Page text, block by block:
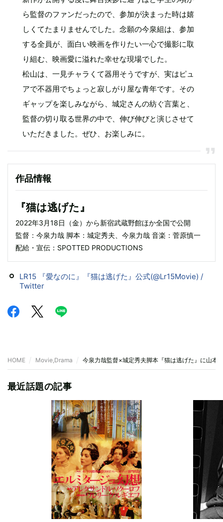
ら監督のファンだったので、参加が決まった時は嬉
しくてたまりませんでした。念願の今泉組は、参加
する全員が、面白い映画を作りたい一心で撮影に取
り組む、映画愛に溢れた幸せな現場でした。
松山は、一見チャラくて器用そうですが、実はピュ
アで不器用でちょっと寂しがり屋な青年です。その
ギャップを楽しみながら、城定さんの紡ぐ言葉と、
監督の切り取る世界の中で、伸び伸びと演じさせて
いただきました。ぜひ、お楽しみに。
作品情報
『猫は逃げた』
2022年3月18日（金）から新宿武蔵野館ほか全国で公開
監督：今泉力哉 脚本：城定秀夫、今泉力哉 音楽：菅原慎一
配給・宣伝：SPOTTED PRODUCTIONS
LR15 『愛なのに』『猫は逃げた』公式(@Lr15Movie) /
Twitter
HOME Movie,Drama 今泉力哉監督×城定秀夫脚本『猫は逃げた』に山本
最近話題の記事